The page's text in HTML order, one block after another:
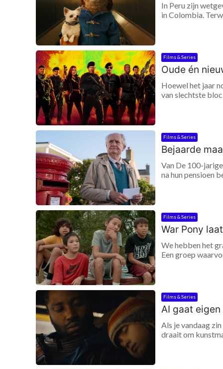
In Peru zijn
in Colombia.
Films & Series
Oude én
Hoewel het jaar
van slechtste
Films & Series
Bejaarde
Van De 100-
na hun pensioen
Films & Series
War Pony
We hebben het
Een groep
Films & Series
AI gaat
Als je vandaag
draait om